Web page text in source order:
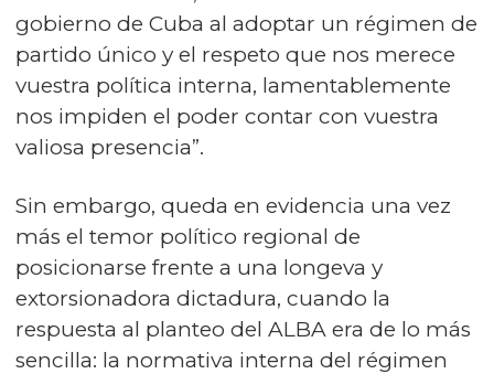
gobierno de Cuba al adoptar un régimen de
partido único y el respeto que nos merece
vuestra política interna, lamentablemente
nos impiden el poder contar con vuestra
valiosa presencia”.
Sin embargo, queda en evidencia una vez
más el temor político regional de
posicionarse frente a una longeva y
extorsionadora dictadura, cuando la
respuesta al planteo del ALBA era de lo más
sencilla: la normativa interna del régimen